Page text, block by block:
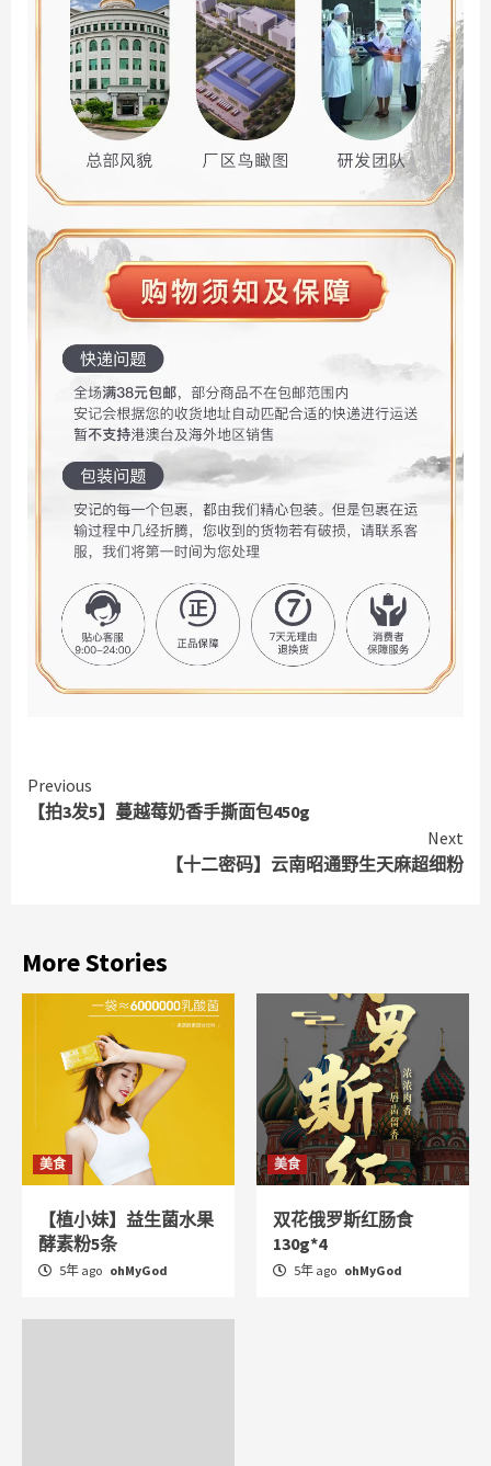
Continue
Reading
Previous
【拍3发5】蔓越莓奶香手撕面包450g
Next
【十二密码】云南昭通野生天麻超细粉
More Stories
美食
【植小妹】益生菌水果
酵素粉5条
5年 ago ohMyGod
美食
双花俄罗斯红肠食
130g*4
5年 ago ohMyGod